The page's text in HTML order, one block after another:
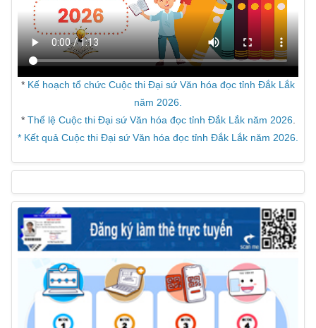
* Kế hoạch tổ chức Cuộc thi Đại sứ Văn hóa đọc tỉnh Đắk Lắk
năm 2026.
* Thể lệ Cuộc thi Đại sứ Văn hóa đọc tỉnh Đắk Lắk năm 2026.
* Kết quả Cuộc thi Đại sứ Văn hóa đọc tỉnh Đắk Lắk năm 2026.